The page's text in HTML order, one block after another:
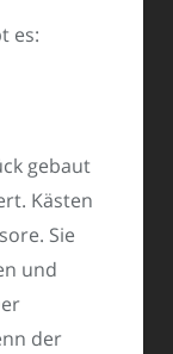
es:
gebaut
Kästen
Sie
und
der